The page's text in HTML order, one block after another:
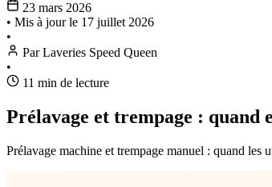
23 mars 2026
• Mis à jour le 17 juillet 2026
•
Par Laveries Speed Queen
•
11 min de lecture
Prélavage et trempage : quand
Prélavage machine et trempage manuel : quand les